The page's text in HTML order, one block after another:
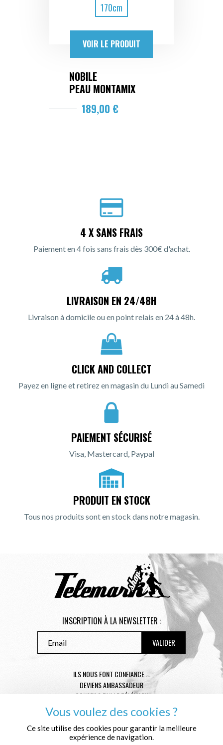
170cm
VOIR LE PRODUIT
NOBILE
PEAU MONTAMIX
189,00 €
4 X SANS FRAIS
Paiement en 4 fois sans frais dès 300€ d'achat.
LIVRAISON EN 24/48H
Livraison à domicile ou en point relais en 24 à 48h.
CLICK AND COLLECT
Payez en ligne et retirez en magasin du Lundi au Samedi
PAIEMENT SÉCURISÉ
Visa, Mastercard, Paypal
PRODUIT EN STOCK
Tous nos produits sont en stock dans notre magasin.
INSCRIPTION À LA NEWSLETTER :
ILS NOUS FONT CONFIANCE ...
DEVIENS AMBASSADEUR
CONSEILS TAILLE TÉLÉMARK
CONDITIONS GÉNÉRALES DE VENTE
MENTIONS LÉGALES
POLITIQUE DE CONFIDENTIALITÉ
QUI SOMMES NOUS ?
Vous voulez des cookies ?
Ce site utilise des cookies pour garantir la meilleure
expérience de navigation.